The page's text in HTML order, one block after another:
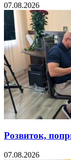
07.08.2026
Розвиток,
07.08.2026